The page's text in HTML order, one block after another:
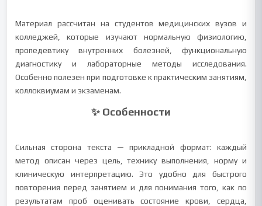
Материал рассчитан на студентов медицинских вузов и
колледжей, которые изучают нормальную физиологию,
пропедевтику внутренних болезней, функциональную
диагностику и лабораторные методы исследования.
Особенно полезен при подготовке к практическим занятиям,
коллоквиумам и экзаменам.
✨ Особенности
Сильная сторона текста — прикладной формат: каждый
метод описан через цель, технику выполнения, норму и
клиническую интерпретацию. Это удобно для быстрого
повторения перед занятием и для понимания того, как по
результатам проб оценивать состояние крови, сердца,